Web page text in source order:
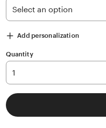
Add personalization
Quantity